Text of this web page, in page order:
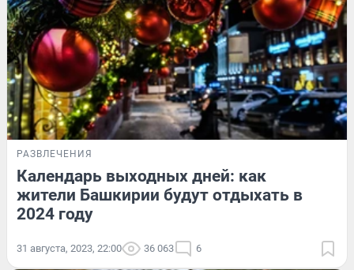
РАЗВЛЕЧЕНИЯ
Календарь выходных дней: как
жители Башкирии будут отдыхать в
2024 году
31 августа, 2023, 22:00 36 063 6